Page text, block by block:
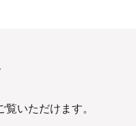
いただけます。